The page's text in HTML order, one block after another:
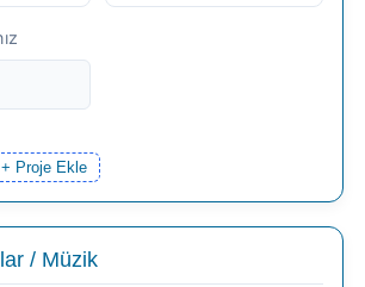
+ Proje Ekle